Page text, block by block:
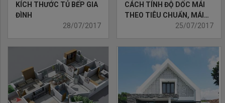
KÍCH THƯỚC TỦ BẾP GIA
ĐÌNH
28/07/2017
CÁCH TÍNH ĐỘ DỐC MÁI
THEO TIÊU CHUẨN, MÁI
NGÓI, MÁI THÁI, MÁI TÔN,
25/07/2017